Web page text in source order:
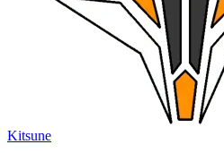
Kitsune